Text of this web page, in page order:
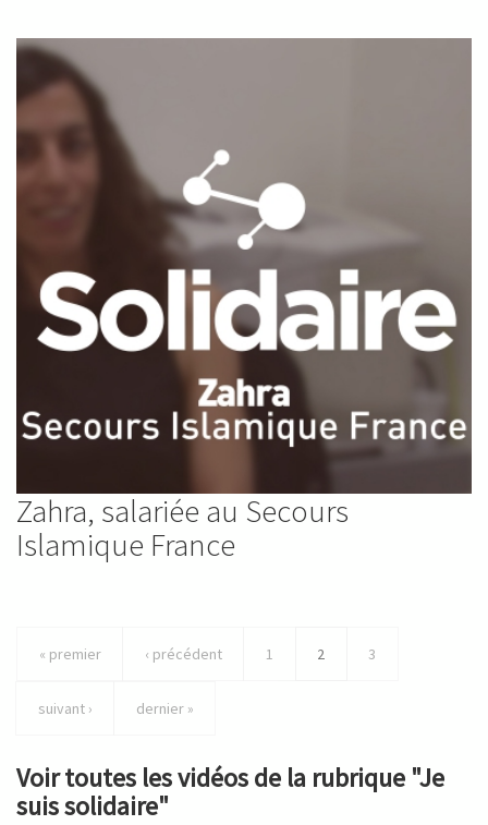
Zahra, salariée au Secours
Islamique France
« premier ‹ précédent 1 2 3
suivant › dernier »
Voir toutes les vidéos de la rubrique "Je
suis solidaire"